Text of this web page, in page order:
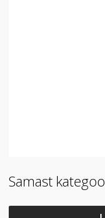
Samast